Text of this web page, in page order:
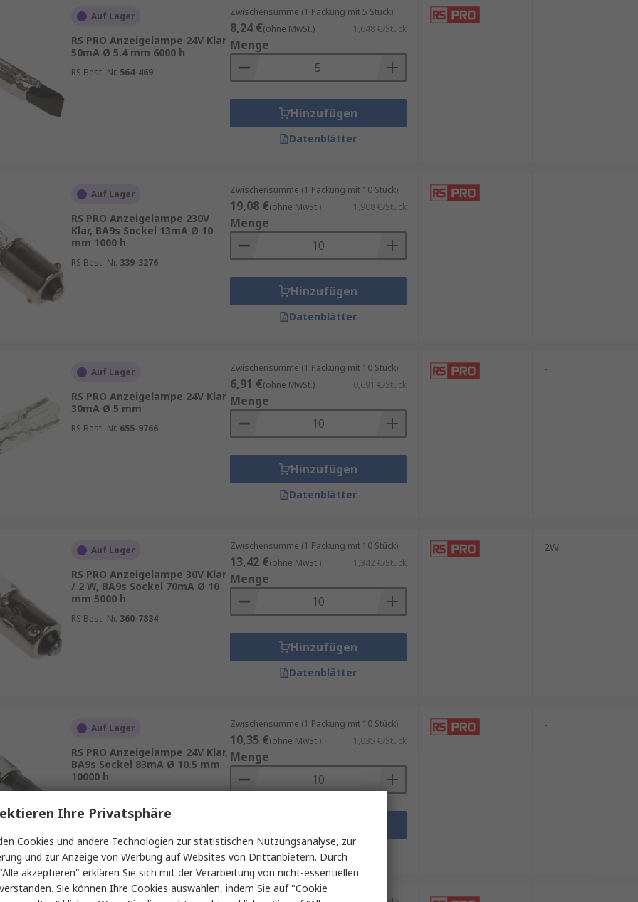
und -einstellungen eingesetzt. Sie sind auch in robusten, stoßsicheren und
Kerzen- und Kugelformen sowie verschiedenen Oberflächen, mit farbigem
wie z. B. warmweiß, weiß und Tageslicht. Außerdem gibt es dimmbare Ausführungen
angezeigt, der mit B beginnt.
widerstehen, und sind daher in erster Linie mithilfe speziell hitzebeständiger
von bis zu 300 °C sehr zufriedenstellend betrieben werden.
erhältlich, zum Beispiel E14 (SES), E27 (ES), Bajonett und sogar als Push-Up-Kapsellampe.
und Elektroöfen geeignet.
Auf Lager
RS PRO Anzeigelampe 24V Klar
50mA Ø 5.4 mm 6000 h
RS Best.-Nr. 564-469
Zwischensumme (1 Packung mit 5 Stück)
8,24 €(ohne MwSt.) 1,648 €/Stück
Menge
Hinzufügen
Datenblätter
-
Auf Lager
RS PRO Anzeigelampe 230V
Klar, BA9s Sockel 13mA Ø 10
mm 1000 h
RS Best.-Nr. 339-3276
Zwischensumme (1 Packung mit 10 Stück)
19,08 €(ohne MwSt.) 1,908 €/Stück
Menge
Hinzufügen
Datenblätter
-
Auf Lager
RS PRO Anzeigelampe 24V Klar
30mA Ø 5 mm
RS Best.-Nr. 655-9766
Zwischensumme (1 Packung mit 10 Stück)
6,91 €(ohne MwSt.) 0,691 €/Stück
Menge
Hinzufügen
Datenblätter
-
Auf Lager
RS PRO Anzeigelampe 30V Klar
/ 2 W, BA9s Sockel 70mA Ø 10
mm 5000 h
RS Best.-Nr. 360-7834
Zwischensumme (1 Packung mit 10 Stück)
13,42 €(ohne MwSt.) 1,342 €/Stück
Menge
Hinzufügen
Datenblätter
2W
Auf Lager
RS PRO Anzeigelampe 24V Klar,
BA9s Sockel 83mA Ø 10.5 mm
10000 h
Zwischensumme (1 Packung mit 10 Stück)
10,35 €(ohne MwSt.) 1,035 €/Stück
Menge
Datenblätter
-
Ihre Privatsphäre
Cookies und andere Technologien zur statistischen Nutzungsanalyse, zur
und zur Anzeige von Werbung auf Websites von Drittanbietern. Durch
akzeptieren" erklären Sie sich mit der Verarbeitung von nicht-essentiellen
Sie können Ihre Cookies auswählen, indem Sie auf "Cookie